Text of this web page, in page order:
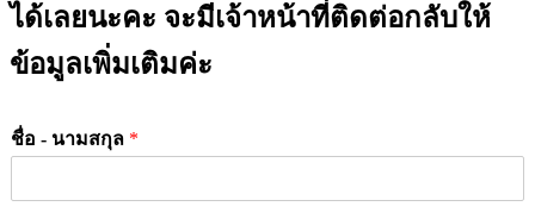
ได้เลยนะคะ จะมีเจ้าหน้าที่ติดต่อกลับให้
ข้อมูลเพิ่มเติมค่ะ
ชื่อ - นามสกุล *